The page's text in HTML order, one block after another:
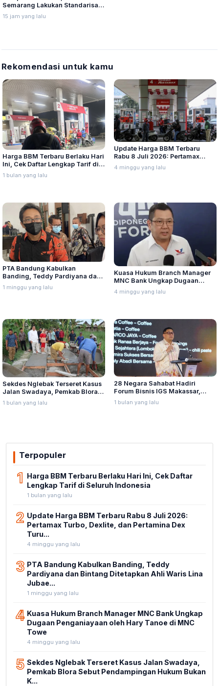
Semarang Lakukan Standarisasi
Kurikulum Pembinaan PMR dan
KSR
15 jam yang lalu
Rekomendasi untuk kamu
Harga BBM Terbaru Berlaku Hari
Ini, Cek Daftar Lengkap Tarif di
Seluruh Indonesia
1 bulan yang lalu
Update Harga BBM Terbaru
Rabu 8 Juli 2026: Pertamax
Turbo, Dexlite, dan Pertamina
Dex Turun
4 minggu yang lalu
PTA Bandung Kabulkan
Banding, Teddy Pardiyana dan
Bintang Ditetapkan Ahli Waris
Lina Jubaedah
1 minggu yang lalu
Kuasa Hukum Branch Manager
MNC Bank Ungkap Dugaan
Penganiayaan oleh Hary Tanoe
di MNC Towe
4 minggu yang lalu
Sekdes Nglebak Terseret Kasus
Jalan Swadaya, Pemkab Blora
Sebut Pendampingan Hukum
Bukan Kewenangannya
1 bulan yang lalu
28 Negara Sahabat Hadiri
Forum Bisnis IGS Makassar,
Munafri Tawarkan Investasi
Stadion Untia
1 bulan yang lalu
Terpopuler
1 Harga BBM Terbaru Berlaku Hari Ini, Cek Daftar
Lengkap Tarif di Seluruh Indonesia
1 bulan yang lalu
2 Update Harga BBM Terbaru Rabu 8 Juli 2026:
Pertamax Turbo, Dexlite, dan Pertamina Dex
Turu...
4 minggu yang lalu
3 PTA Bandung Kabulkan Banding, Teddy
Pardiyana dan Bintang Ditetapkan Ahli Waris Lina
Jubae...
1 minggu yang lalu
4 Kuasa Hukum Branch Manager MNC Bank Ungkap
Dugaan Penganiayaan oleh Hary Tanoe di MNC
Towe
4 minggu yang lalu
5 Sekdes Nglebak Terseret Kasus Jalan Swadaya,
Pemkab Blora Sebut Pendampingan Hukum Bukan
K...